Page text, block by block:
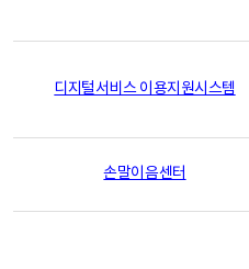
디지털서비스 이용지원시스템
손말이음센터